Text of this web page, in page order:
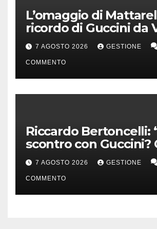
L’omaggio di
ricordo di Guccini da
Milo Manara
7 AGOSTO 2026 GESTIONE
COMMENTO
Riccardo Bertoncelli:
scontro con Guccini?
volevamo bene”
7 AGOSTO 2026 GESTIONE
COMMENTO